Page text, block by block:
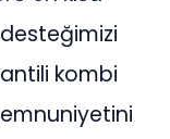
kombi